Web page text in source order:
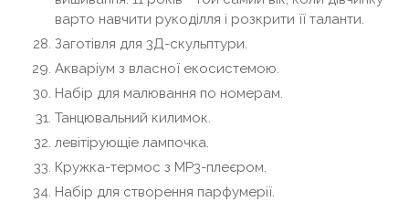
варто навчити рукоділля і розкрити її таланти.
Заготівля для 3Д-скульптури.
Акваріум з власної екосистемою.
Набір для малювання по номерам.
Танцювальний килимок.
левітірующіе лампочка.
Кружка-термос з MP3-плеєром.
Набір для створення парфумерії.